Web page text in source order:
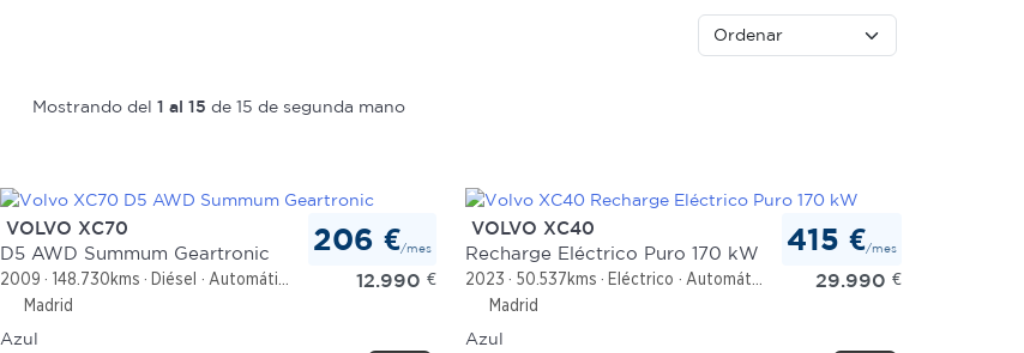
Mostrando del 1 al 15 de 15 de segunda mano
VOLVO XC70
D5 AWD Summum Geartronic
2009 148.730kms Diésel
Automático
Madrid
206 €/mes
12.990 €
Azul
VOLVO XC40
Recharge Eléctrico Puro 170 kW
2023 50.537kms Eléctrico
Automático
Madrid
415 €/mes
29.990 €
Azul